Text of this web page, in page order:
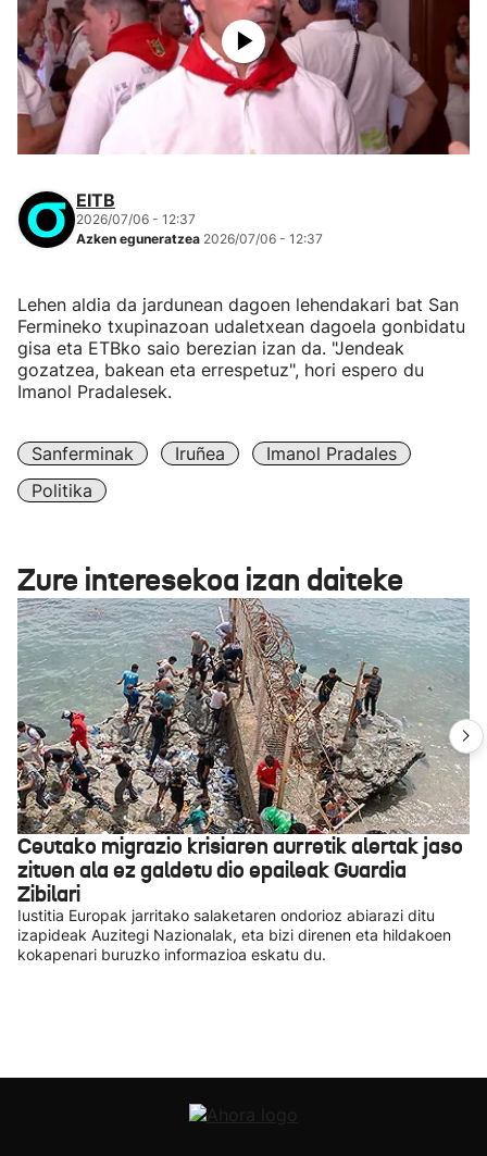
EITB
2026/07/06 - 12:37
Azken eguneratzea 2026/07/06 - 12:37
Lehen aldia da jardunean dagoen lehendakari bat San
Fermineko txupinazoan udaletxean dagoela gonbidatu
gisa eta ETBko saio berezian izan da. "Jendeak
gozatzea, bakean eta errespetuz", hori espero du
Imanol Pradalesek.
Sanferminak Iruñea
Imanol Pradales
Politika
Zure interesekoa izan daiteke
Ceutako migrazio krisiaren aurretik alertak jaso
zituen ala ez galdetu dio epaileak Guardia
Zibilari
Iustitia Europak jarritako salaketaren ondorioz abiarazi ditu
izapideak Auzitegi Nazionalak, eta bizi direnen eta hildakoen
kokapenari buruzko informazioa eskatu du.